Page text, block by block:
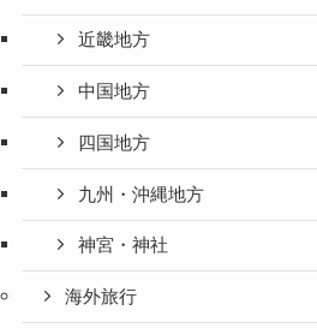
近畿地方
中国地方
四国地方
九州・沖縄地方
神宮・神社
海外旅行